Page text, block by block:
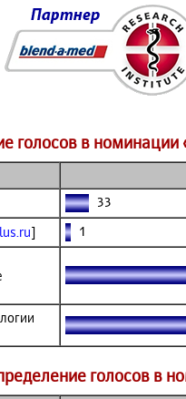
голосов в
33
]
1
голосов в